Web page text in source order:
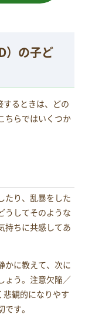
）の子ど
るときは、どの
ちらではいくつか
たり、乱暴をした
うしてそのような
持ちに共感してあ
かに教えて、次に
ょう。注意欠陥／
観的になりやす
す。